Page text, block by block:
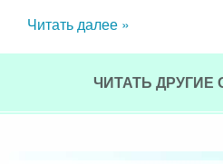
Читать далее »
ЧИТАТЬ